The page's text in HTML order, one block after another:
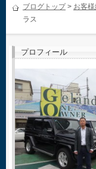
ブログトップ> お客
ラス
プロフィール